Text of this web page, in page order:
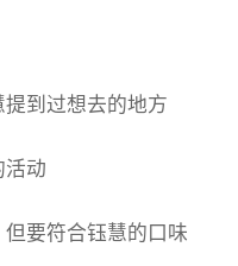
到过想去的地方
活动
要符合钰慧的口味